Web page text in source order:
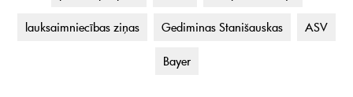
lauksaimniecības ziņas Gediminas Stanišauskas ASV
Bayer